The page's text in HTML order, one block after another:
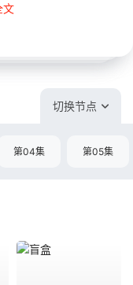
文
切换节点
第04集 第05集